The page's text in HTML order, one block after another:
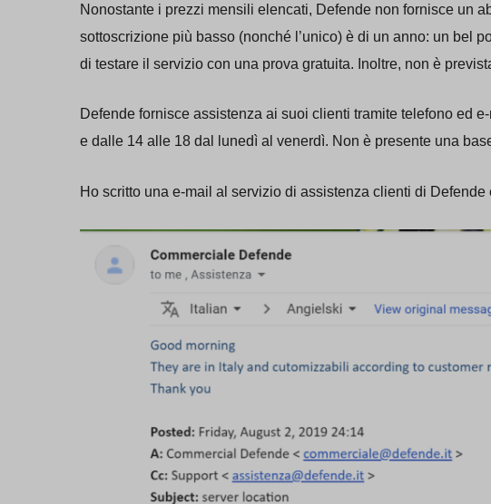
Nonostante i prezzi mensili elencati, Defende non fornisce un
sottoscrizione più basso (nonché l’unico) è di un anno: un bel
di testare il servizio con una prova gratuita. Inoltre, non è
Defende fornisce assistenza ai suoi clienti tramite telefono ed
e dalle 14 alle 18 dal lunedì al venerdì. Non è presente una
Ho scritto una e-mail al servizio di assistenza clienti di